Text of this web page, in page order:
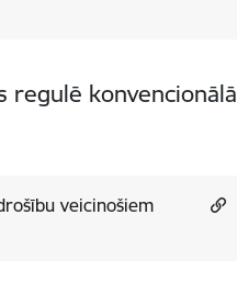
regulē konvencionālā
veicinošiem